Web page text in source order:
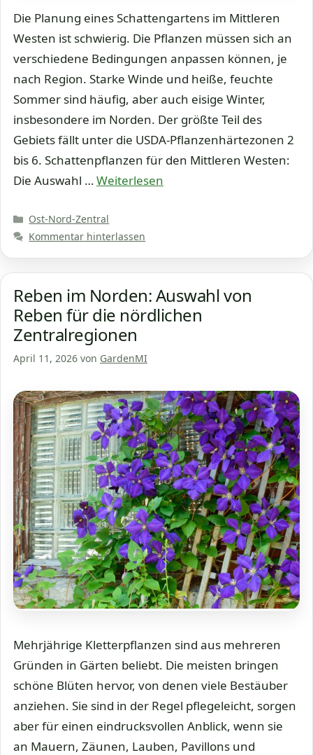
Die Planung eines Schattengartens im Mittleren
Westen ist schwierig. Die Pflanzen müssen sich an
verschiedene Bedingungen anpassen können, je
nach Region. Starke Winde und heiße, feuchte
Sommer sind häufig, aber auch eisige Winter,
insbesondere im Norden. Der größte Teil des
Gebiets fällt unter die USDA-Pflanzenhärtezonen 2
bis 6. Schattenpflanzen für den Mittleren Westen:
Die Auswahl …Weiterlesen
Kategorien
Ost-Nord-Zentral
Kommentar hinterlassen
Reben im Norden: Auswahl von
Reben für die nördlichen
Zentralregionen
April 11, 2026 von GardenMI
Mehrjährige Kletterpflanzen sind aus mehreren
Gründen in Gärten beliebt. Die meisten bringen
schöne Blüten hervor, von denen viele Bestäuber
anziehen. Sie sind in der Regel pflegeleicht, sorgen
aber für einen eindrucksvollen Anblick, wenn sie
an Mauern, Zäunen, Lauben, Pavillons und